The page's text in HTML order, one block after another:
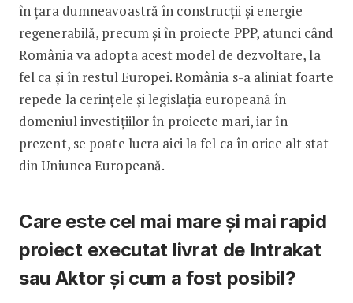
în țara dumneavoastră în construcții și energie
regenerabilă, precum și în proiecte PPP, atunci când
România va adopta acest model de dezvoltare, la
fel ca și în restul Europei. România s-a aliniat foarte
repede la cerințele și legislația europeană în
domeniul investițiilor în proiecte mari, iar în
prezent, se poate lucra aici la fel ca în orice alt stat
din Uniunea Europeană.
Care este cel mai mare și mai rapid
proiect executat livrat de Intrakat
sau Aktor și cum a fost posibil?